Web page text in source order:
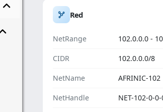
Red
NetRange 102.0.0.0 -
CIDR 102.0.0.0/8
NetName AFRINIC-102
NetHandle NET-102-0-0-